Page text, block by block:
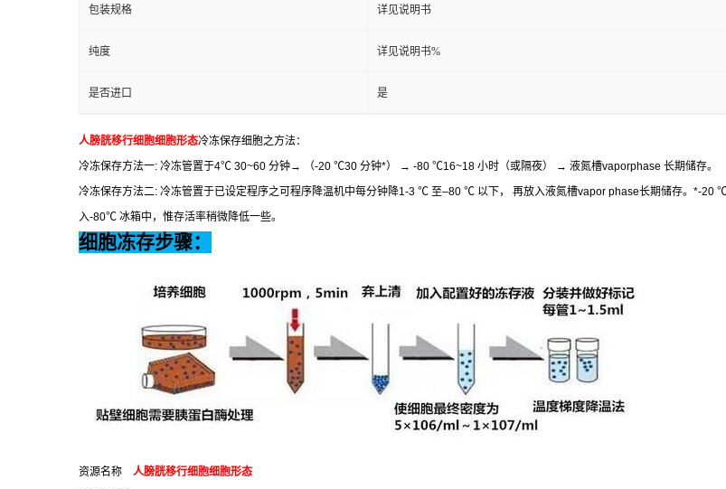
包装规格 详见说明书
纯度 详见说明书%
是否进口 是
人膀胱移行细胞细胞形态冷冻保存细胞之方法：
冷冻保存方法一: 冷冻管置于4℃ 30~60 分钟→ （-20 ℃30 分钟*） → -80 ℃16~18 小时（或隔夜） → 液氮槽vaporphase 长期储存。
冷冻保存方法二: 冷冻管置于已设定程序之可程序降温机中每分钟降1-3 ℃ 至–80 ℃ 以下， 再放入液氮槽vapor phase长期储存。 *-20
入-80℃ 冰箱中，惟存活率稍微降低一些。
细胞冻存步骤：
资源名称 人膀胱移行细胞细胞形态